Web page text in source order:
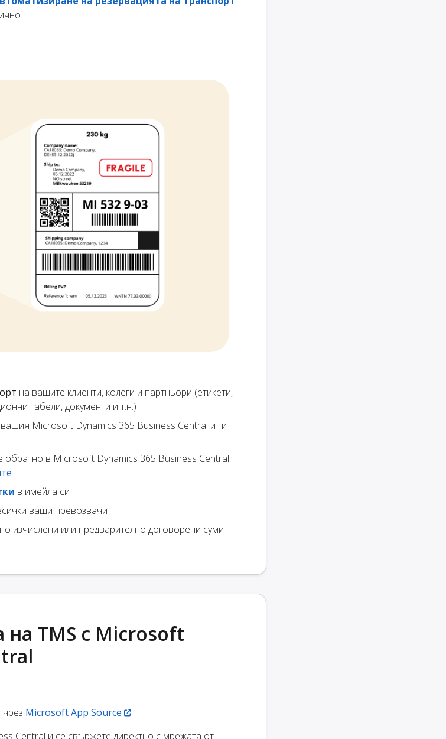
на вашите клиенти, колеги и партньори (етикети,
табели, документи и т.н.)
вашия Microsoft Dynamics 365 Business Central и ги
обратно в Microsoft Dynamics 365 Business Central,
в имейла си
ваши превозвачи
изчислени или предварително договорени суми
TMS с Microsoft
Microsoft App Source
.
Central и се свържете директно с мрежата от